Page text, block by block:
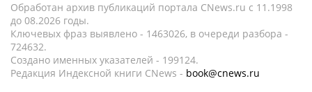
Обработан архив публикаций портала CNews.ru c 11.1998
до 08.2026 годы.
Ключевых фраз выявлено - 1463026, в очереди разбора -
724632.
Создано именных указателей - 199124.
Редакция Индексной книги CNews - book@cnews.ru